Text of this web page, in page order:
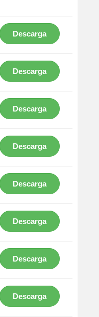
Descarga
Descarga
Descarga
Descarga
Descarga
Descarga
Descarga
Descarga